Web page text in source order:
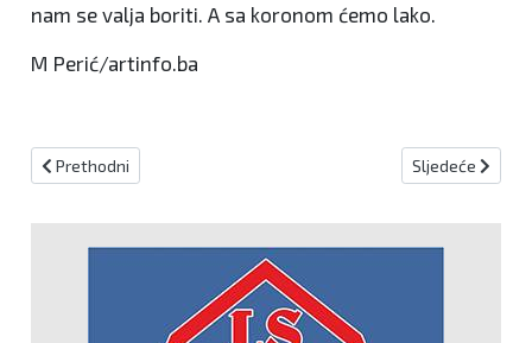
nam se valja boriti. A sa koronom ćemo lako.
M Perić/artinfo.ba
Prethodni članak: Kada spasiš jedan život onda si heroj, a kada
Prethodni Sljedeći
Sljedeće